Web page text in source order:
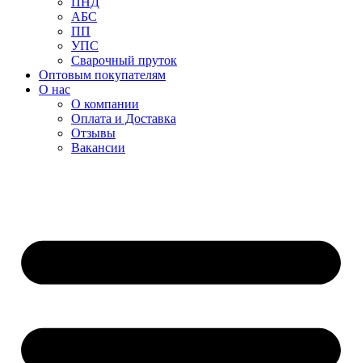
АБС
ПП
УПС
Сварочный пруток
Оптовым покупателям
О нас
О компании
Оплата и Доставка
Отзывы
Вакансии